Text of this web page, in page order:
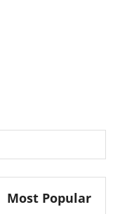
Most Popular